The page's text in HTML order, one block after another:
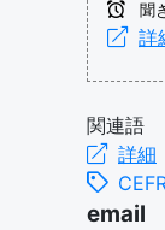
聞
詳
関連語
詳細
email